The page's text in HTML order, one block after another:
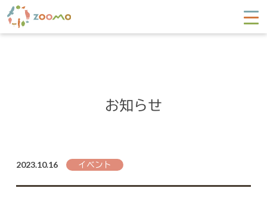
お知らせ
2023.10.16 イベント